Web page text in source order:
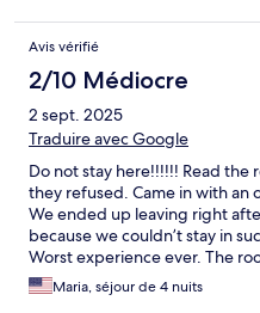
do what he could to make our
like the leaking AC. The
Avis vérifié
2/10 Médiocre
2 sept. 2025
Traduire avec Google
Do not stay here!!!!!! Read
they refused. Came in with an
We ended up leaving right
because we couldn’t stay in
Worst experience ever. The
horrible smell. The blow dryer
sticky on the bathroom
Maria, séjour de 4 nuits